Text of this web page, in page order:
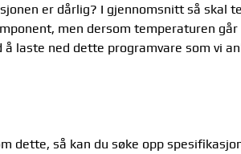
er dårlig? I gjennomsnitt så skal
men dersom temperaturen
laste ned dette programvare som vi
så kan du søke opp